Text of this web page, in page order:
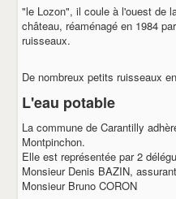
"le Lozon", il coule à l'ouest de
château, réaménagé en 1984
ruisseaux.
De nombreux petits ruisseaux
L'eau potable
La commune de Carantilly
Montpinchon.
Elle est représentée par 2
Monsieur Denis BAZIN,
Monsieur Bruno CORON